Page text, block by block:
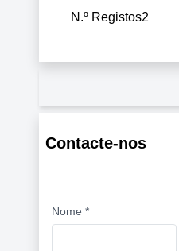
N.º Registos2
Contacte-nos
Nome *